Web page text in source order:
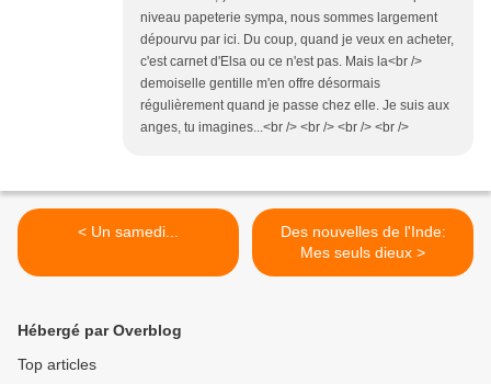
niveau papeterie sympa, nous sommes largement
dépourvu par ici. Du coup, quand je veux en acheter,
c'est carnet d'Elsa ou ce n'est pas. Mais la<br />
demoiselle gentille m'en offre désormais
régulièrement quand je passe chez elle. Je suis aux
anges, tu imagines...<br /> <br /> <br /> <br />
< Un samedi...
Des nouvelles de l'Inde:
Mes seuls dieux >
Hébergé par Overblog
Top articles